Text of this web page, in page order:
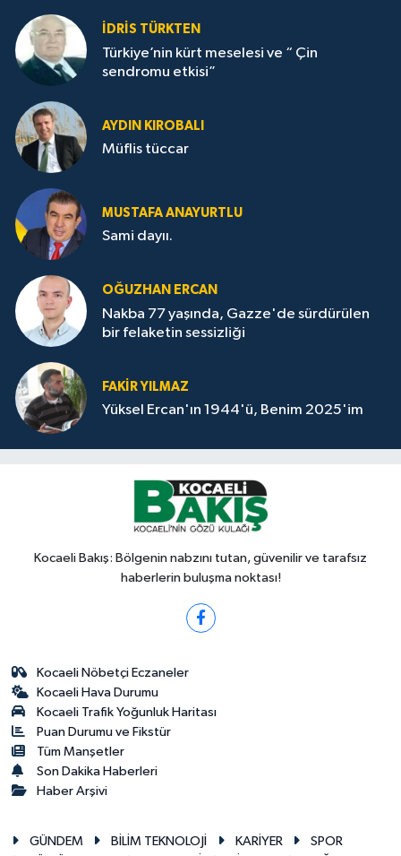
İDRİS TÜRKTEN
Türkiye’nin kürt meselesi ve “ Çin
sendromu etkisi”
AYDIN KIROBALI
Müflis tüccar
MUSTAFA ANAYURTLU
Sami dayıı.
OĞUZHAN ERCAN
Nakba 77 yaşında, Gazze'de sürdürülen
bir felaketin sessizliği
FAKİR YILMAZ
Yüksel Ercan'ın 1944'ü, Benim 2025'im
Kocaeli Bakış: Bölgenin nabzını tutan, güvenilir ve tarafsız
haberlerin buluşma noktası!
Kocaeli Nöbetçi Eczaneler
Kocaeli Hava Durumu
Kocaeli Trafik Yoğunluk Haritası
Puan Durumu ve Fikstür
Tüm Manşetler
Son Dakika Haberleri
Haber Arşivi
GÜNDEM BİLİM TEKNOLOJİ KARİYER
SPOR